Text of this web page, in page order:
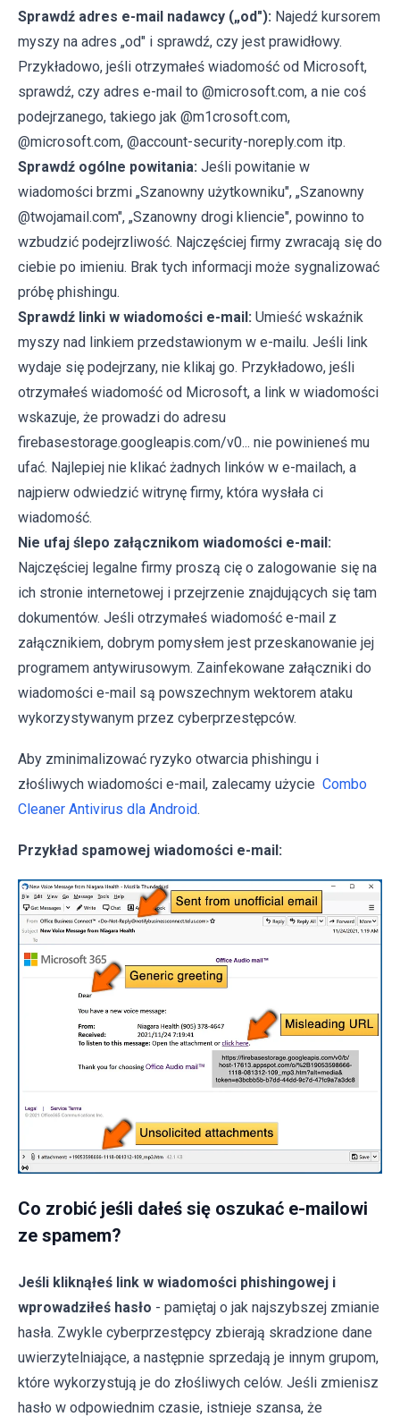
Sprawdź adres e-mail nadawcy („od"): Najedź kursorem
myszy na adres „od" i sprawdź, czy jest prawidłowy.
Przykładowo, jeśli otrzymałeś wiadomość od Microsoft,
sprawdź, czy adres e-mail to @microsoft.com, a nie coś
podejrzanego, takiego jak @m1crosoft.com,
@microsoft.com, @account-security-noreply.com itp.
Sprawdź ogólne powitania: Jeśli powitanie w
wiadomości brzmi „Szanowny użytkowniku", „Szanowny
@twojamail.com", „Szanowny drogi kliencie", powinno to
wzbudzić podejrzliwość. Najczęściej firmy zwracają się do
ciebie po imieniu. Brak tych informacji może sygnalizować
próbę phishingu.
Sprawdź linki w wiadomości e-mail: Umieść wskaźnik
myszy nad linkiem przedstawionym w e-mailu. Jeśli link
wydaje się podejrzany, nie klikaj go. Przykładowo, jeśli
otrzymałeś wiadomość od Microsoft, a link w wiadomości
wskazuje, że prowadzi do adresu
firebasestorage.googleapis.com/v0... nie powinieneś mu
ufać. Najlepiej nie klikać żadnych linków w e-mailach, a
najpierw odwiedzić witrynę firmy, która wysłała ci
wiadomość.
Nie ufaj ślepo załącznikom wiadomości e-mail:
Najczęściej legalne firmy proszą cię o zalogowanie się na
ich stronie internetowej i przejrzenie znajdujących się tam
dokumentów. Jeśli otrzymałeś wiadomość e-mail z
załącznikiem, dobrym pomysłem jest przeskanowanie jej
programem antywirusowym. Zainfekowane załączniki do
wiadomości e-mail są powszechnym wektorem ataku
wykorzystywanym przez cyberprzestępców.
Aby zminimalizować ryzyko otwarcia phishingu i
złośliwych wiadomości e-mail, zalecamy użycie Combo
Cleaner Antivirus dla Android.
Przykład spamowej wiadomości e-mail:
Co zrobić jeśli dałeś się oszukać e-mailowi
ze spamem?
Jeśli kliknąłeś link w wiadomości phishingowej i
wprowadziłeś hasło - pamiętaj o jak najszybszej zmianie
hasła. Zwykle cyberprzestępcy zbierają skradzione dane
uwierzytelniające, a następnie sprzedają je innym grupom,
które wykorzystują je do złośliwych celów. Jeśli zmienisz
hasło w odpowiednim czasie, istnieje szansa, że